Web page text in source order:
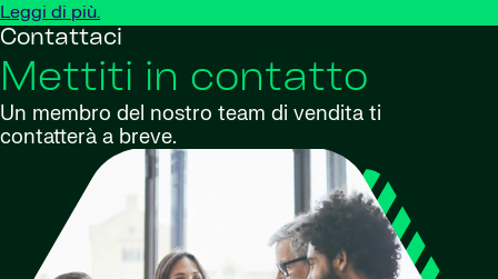
Leggi di più.
Contattaci
Mettiti in contatto
Un membro del nostro team di vendita ti
contatterà a breve.